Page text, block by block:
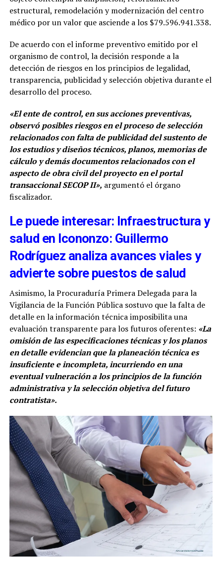
estructural, remodelación y modernización del centro
médico por un valor que asciende a los $79.596.941.338.
De acuerdo con el informe preventivo emitido por el
organismo de control, la decisión responde a la
detección de riesgos en los principios de legalidad,
transparencia, publicidad y selección objetiva durante el
desarrollo del proceso.
«El ente de control, en sus acciones preventivas,
observó posibles riesgos en el proceso de selección
relacionados con falta de publicidad del sustento de
los estudios y diseños técnicos, planos, memorias de
cálculo y demás documentos relacionados con el
aspecto de obra civil del proyecto en el portal
transaccional SECOP II», argumentó el órgano
fiscalizador.
Le puede interesar: Infraestructura y
salud en Icononzo: Guillermo
Rodríguez analiza avances viales y
advierte sobre puestos de salud
Asimismo, la Procuraduría Primera Delegada para la
Vigilancia de la Función Pública sostuvo que la falta de
detalle en la información técnica imposibilita una
evaluación transparente para los futuros oferentes: «La
omisión de las especificaciones técnicas y los planos
en detalle evidencian que la planeación técnica es
insuficiente e incompleta, incurriendo en una
eventual vulneración a los principios de la función
administrativa y la selección objetiva del futuro
contratista».